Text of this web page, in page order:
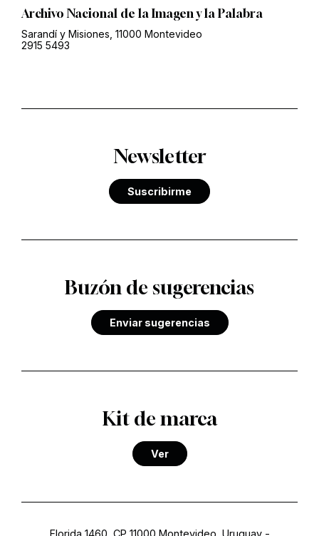
Archivo Nacional de la Imagen y la Palabra
Sarandí y Misiones, 11000 Montevideo
2915 5493
Newsletter
Suscribirme
Buzón de sugerencias
Enviar sugerencias
Kit de marca
Ver
Florida 1460, CP 11000 Montevideo, Uruguay-